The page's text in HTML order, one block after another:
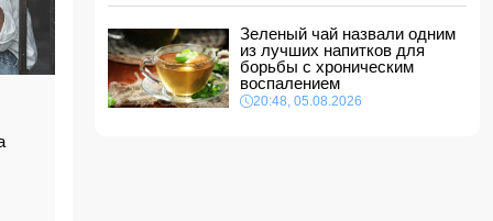
Зеленый чай назвали одним
из лучших напитков для
борьбы с хроническим
воспалением
20:48, 05.08.2026